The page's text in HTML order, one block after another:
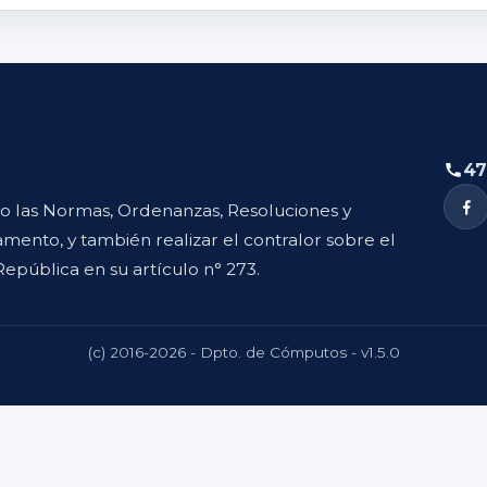
Normas, Ordenanzas, Resoluciones y
y también realizar el contralor sobre el
en su artículo n° 273.
(c) 2016-2026 - Dpto. de Cómputos - v1.5.0